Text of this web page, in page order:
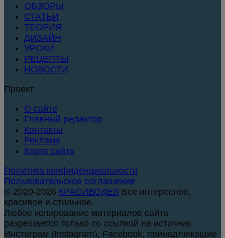
ОБЗОРЫ
СТАТЬИ
ТЕОРИЯ
ДИЗАЙН
УРОКИ
РЕЦЕПТЫ
НОВОСТИ
Проект
О сайте
Главный редактор
Контакты
Реклама
Карта сайта
Политика конфиденциальности
Пользовательское соглашение
© 2020-2026 КРАСИВОДЕЛ Все интересное,
красивое и стильное.
Любое копирование материалов сайта
разрешается только со ссылкой на источник.
Инстаграм (Instagram), Facebook, принадлежащие